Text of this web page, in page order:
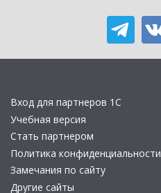
Вход для партнеров 1С
Учебная версия
Стать партнером
Политика конфиденциальности
Замечания по сайту
Другие сайты